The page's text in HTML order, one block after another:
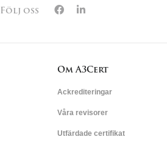
Följ oss
Om A3Cert
Ackrediteringar
Våra revisorer
Utfärdade certifikat